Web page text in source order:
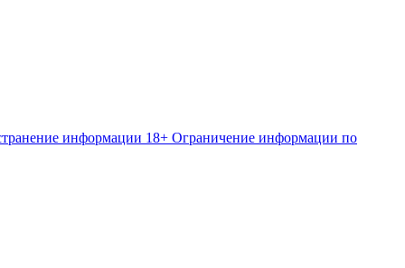
информации 18+ Ограничение информации по